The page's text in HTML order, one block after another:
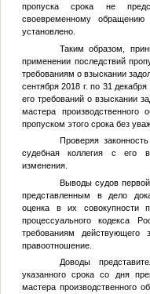
пропуска срока не
своевременному
установлено.
Таким образом,
применении последствий
требованиям о взыскании
сентября 2018 г. по 31
его требований о взыскании
мастера
пропуском этого срока без
Проверяя
судебная коллегия с его
изменения.
Выводы судов первой
представленным в дело
оценка в их совокупности
процессуального кодекса
требованиям действующего
правоотношение.
Доводы
указанного срока со дня
мастера производственного